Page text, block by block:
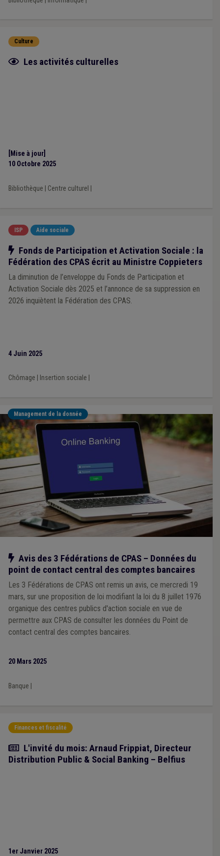
Culture
Fiche focus
Les activités culturelles
[Mise à jour]
10 Octobre 2025
Bibliothèque Centre culturel
ISP Aide sociale
Notre action
Fonds de Participation et Activation Sociale : la
Fédération des CPAS écrit au Ministre Coppieters
La diminution de l’enveloppe du Fonds de Participation et
Activation Sociale dès 2025 et l’annonce de sa suppression en
2026 inquiètent la Fédération des CPAS.
4 Juin 2025
Chômage Insertion sociale
Management de la donnée
Notre action
Avis des 3 Fédérations de CPAS – Données du
point de contact central des comptes bancaires
Les 3 Fédérations de CPAS ont remis un avis, ce mercredi 19
mars, sur une proposition de loi modifiant la loi du 8 juillet 1976
organique des centres publics d'action sociale en vue de
permettre aux CPAS de consulter les données du Point de
contact central des comptes bancaires.
20 Mars 2025
Banque
Finances et fiscalité
Article
L'invité du mois: Arnaud Frippiat, Directeur
Distribution Public & Social Banking – Belfius
1er Janvier 2025